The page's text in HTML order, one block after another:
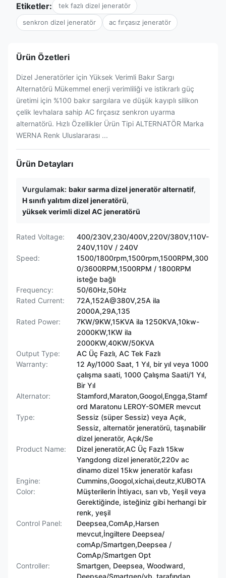
Etiketler: tek fazlı dizel jeneratör
senkron dizel jeneratör ac fırçasız jeneratör
Ürün Özetleri
Dizel Jeneratörler için Yüksek Verimli Bakır Sargı
Alternatörü Mükemmel enerji verimliliği ve istikrarlı güç
üretimi için %100 bakır sargılara ve düşük kayıplı silikon
çelik levhalara sahip AC fırçasız senkron uyarma
alternatörü. Hızlı Özellikler Ürün Tipi ALTERNATÖR Marka
WERNA Renk Uluslararası ...
Ürün Detayları
Vurgulamak: bakır sarma dizel jeneratör alternatif,
H sınıfı yalıtım dizel jeneratörü,
yüksek verimli dizel AC jeneratörü
Rated Voltage:
400/230V,230/400V,220V/380V,110V-
240V,110V / 240V
Speed:
1500/1800rpm,1500rpm,1500RPM,300
0/3600RPM,1500RPM / 1800RPM
isteğe bağlı
Frequency:
50/60Hz,50Hz
Rated Current:
72A,152A@380V,25A ila
2000A,29A,135
Rated Power:
7KW/9KW,15KVA ila 1250KVA,10kw-
2000KW,1KW ila
2000KW,40KW/50KVA
Output Type:
AC Üç Fazlı, AC Tek Fazlı
Warranty:
12 Ay/1000 Saat, 1 Yıl, bir yıl veya 1000
çalışma saati, 1000 Çalışma Saati/1 Yıl,
Bir Yıl
Alternator:
Stamford,Maraton,Googol,Engga,Stamf
ord Maratonu LEROY-SOMER mevcut
Type:
Sessiz (süper Sessiz) veya Açık,
Sessiz, alternatör jeneratörü, taşınabilir
dizel jeneratör, Açık/Se
Product Name:
Dizel jeneratör,AC Üç Fazlı 15kw
Yangdong dizel jeneratör,220v ac
dinamo dizel 15kw jeneratör kafası
Engine:
Cummins,Googol,xichai,deutz,KUBOTA
Color:
Müşterilerin İhtiyacı, sarı vb, Yeşil veya
Gerektiğinde, isteğiniz gibi herhangi bir
renk, yeşil
Control Panel:
Deepsea,ComAp,Harsen
mevcut,İngiltere Deepsea/
comAp/Smartgen,Deepsea /
ComAp/Smartgen Opt
Controller:
Smartgen, Deepsea, Woodward,
Deepsea/Smartgen/vb. tarafından